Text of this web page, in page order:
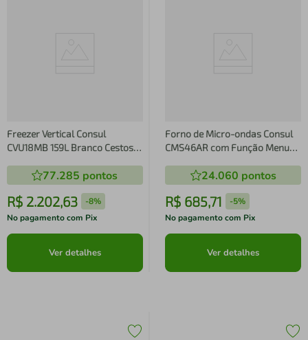
Freezer Vertical Consul
CVU18MB 159L Branco Cestos
77.285 pontos
R$ 2.202,63 -8%
No pagamento com Pix
Ver detalhes
Forno de Micro-ondas Consul
CMS46AR com Função Menu
24.060 pontos
R$ 685,71 -5%
No pagamento com Pix
Ver detalhes